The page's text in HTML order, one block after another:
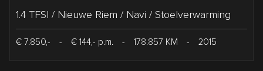
1.4 TFSI / Nieuwe Riem / Navi / Stoelverwarming
€ 7.850,- - € 144,- p.m. - 178.857 KM - 2015